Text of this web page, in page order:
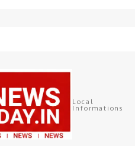
Local
Informations